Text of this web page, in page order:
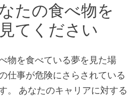
たの食べ物を
てください
物を食べている夢を見た場
仕事が危険にさらされている
。 あなたのキャリアに対する